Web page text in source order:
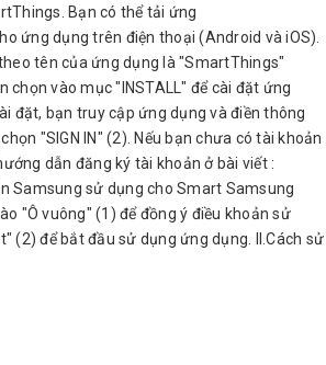
Bạn có thể tải ứng
ứng dụng trên điện thoại (Android và iOS).
tên của ứng dụng là "SmartThings"
chọn vào mục "INSTALL" để cài đặt ứng
đặt, bạn truy cập ứng dụng và điền thông
"SIGN IN" (2). Nếu bạn chưa có tài khoản
dẫn đăng ký tài khoản ở bài viết :
Samsung sử dụng cho Smart Samsung
"Ô vuông" (1) để đồng ý điều khoản sử
(2) để bắt đầu sử dụng ứng dụng. II.Cách sử